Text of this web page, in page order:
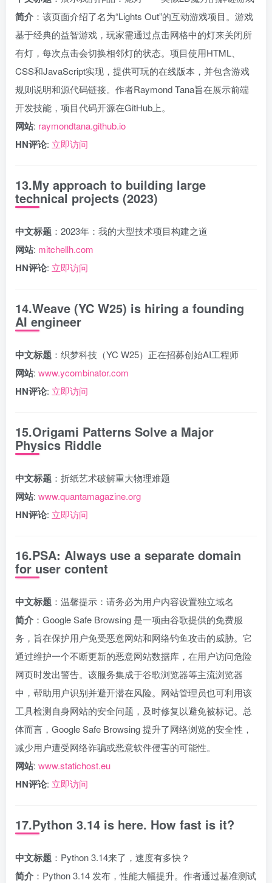
简介 ：该页面介绍了名为“Lights Out”的互动游戏项目。游戏
基于经典的益智游戏，玩家需通过点击网格中的灯来关闭所
有灯，每次点击会切换相邻灯的状态。项目使用HTML、
CSS和JavaScript实现，提供可玩的在线版本，并包含游戏
规则说明和源代码链接。作者Raymond Tana旨在展示前端
开发技能，项目代码开源在GitHub上。
网站: raymondtana.github.io
HN评论: 立即访问
13.My approach to building large
technical projects (2023)
中文标题 ：2023年：我的大型技术项目构建之道
网站: mitchellh.com
HN评论: 立即访问
14.Weave (YC W25) is hiring a founding
AI engineer
中文标题 ：织梦科技（YC W25）正在招募创始AI工程师
网站: www.ycombinator.com
HN评论: 立即访问
15.Origami Patterns Solve a Major
Physics Riddle
中文标题 ：折纸艺术破解重大物理难题
网站: www.quantamagazine.org
HN评论: 立即访问
16.PSA: Always use a separate domain
for user content
中文标题 ：温馨提示：请务必为用户内容设置独立域名
简介 ：Google Safe Browsing 是一项由谷歌提供的免费服
务，旨在保护用户免受恶意网站和网络钓鱼攻击的威胁。它
通过维护一个不断更新的恶意网站数据库，在用户访问危险
网页时发出警告。该服务集成于谷歌浏览器等主流浏览器
中，帮助用户识别并避开潜在风险。网站管理员也可利用该
工具检测自身网站的安全问题，及时修复以避免被标记。总
体而言，Google Safe Browsing 提升了网络浏览的安全性，
减少用户遭受网络诈骗或恶意软件侵害的可能性。
网站: www.statichost.eu
HN评论: 立即访问
17.Python 3.14 is here. How fast is it?
中文标题 ：Python 3.14来了，速度有多快？
简介 ：Python 3.14 发布，性能大幅提升。作者通过基准测试